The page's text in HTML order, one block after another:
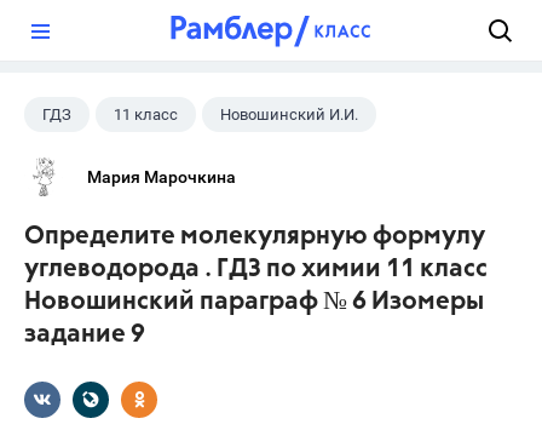
ГДЗ 11 класс Новошинский И.И.
Химия
Мария Марочкина
Определите молекулярную формулу
углеводорода . ГДЗ по химии 11 класс
Новошинский параграф № 6 Изомеры
задание 9